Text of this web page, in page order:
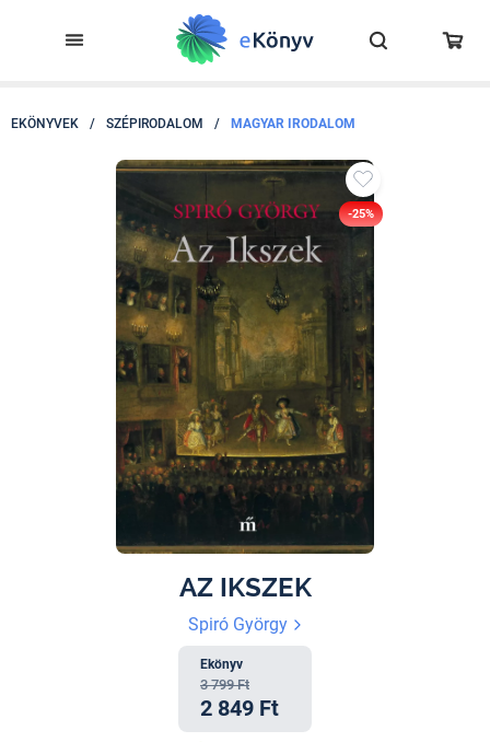
EKÖNYVEK / SZÉPIRODALOM / MAGYAR IRODALOM
-25%
AZ IKSZEK
Spiró György
Ekönyv
3 799 Ft
2 849 Ft